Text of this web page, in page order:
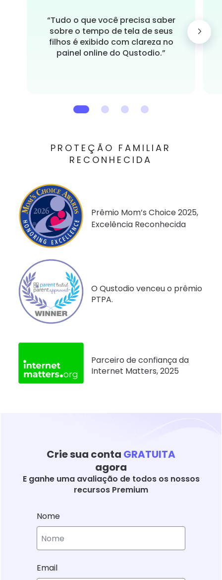
“Tudo o que você precisa saber
sobre o tempo de tela de seus
filhos é exibido com clareza no
painel online do Qustodio.”
PROTEÇÃO FAMILIAR
RECONHECIDA
Prêmio Mom’s Choice 2025,
Excelência Reconhecida
O Qustodio venceu o prêmio
PTPA.
Parceiro de confiança da
Internet Matters, 2025
Crie sua conta GRATUITA
agora
E ganhe uma avaliação de todos os nossos
recursos Premium